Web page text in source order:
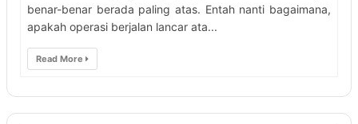
benar-benar berada paling atas. Entah nanti bagaimana,
apakah operasi berjalan lancar ata...
Read More